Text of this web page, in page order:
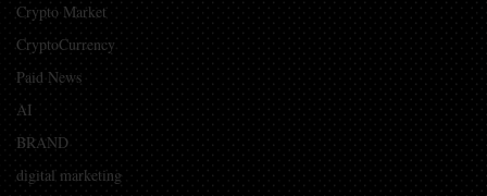
Crypto Market
CryptoCurrency
Paid News
AI
BRAND
digital marketing